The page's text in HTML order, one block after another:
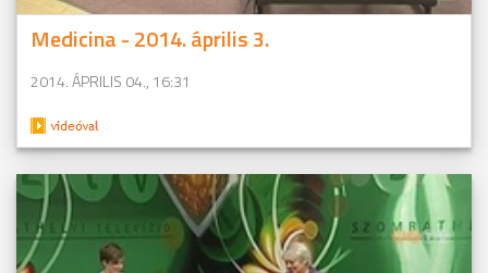
Medicina - 2014. április 3.
2014. ÁPRILIS 04., 16:31